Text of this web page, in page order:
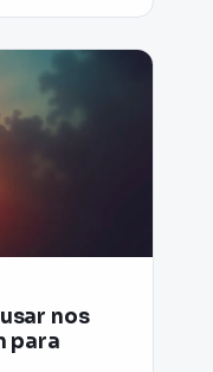
nos
para